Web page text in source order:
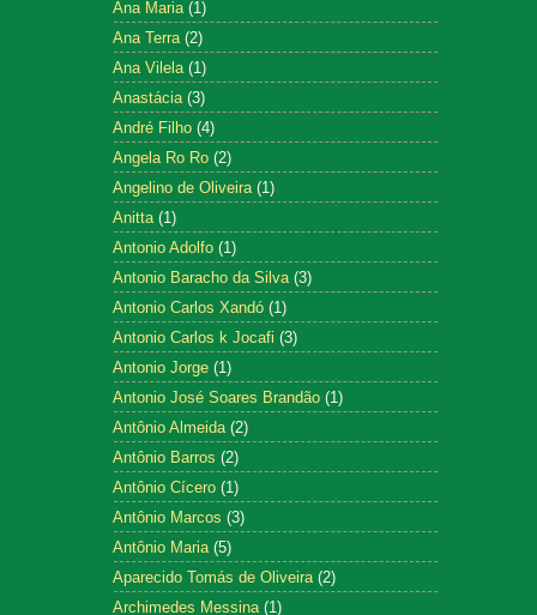
Ana Maria (1)
Ana Terra (2)
Ana Vilela (1)
Anastácia (3)
André Filho (4)
Angela Ro Ro (2)
Angelino de Oliveira (1)
Anitta (1)
Antonio Adolfo (1)
Antonio Baracho da Silva (3)
Antonio Carlos Xandó (1)
Antonio Carlos k Jocafi (3)
Antonio Jorge (1)
Antonio José Soares Brandão (1)
Antônio Almeida (2)
Antônio Barros (2)
Antônio Cícero (1)
Antônio Marcos (3)
Antônio Maria (5)
Aparecido Tomás de Oliveira (2)
Archimedes Messina (1)